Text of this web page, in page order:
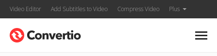
Video Editor Add Subtitles to Video Compress Video Plus